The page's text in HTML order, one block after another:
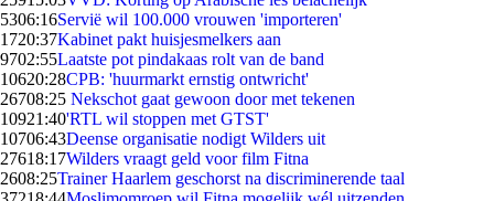
5306:16Servië wil 100.000 vrouwen 'importeren'
1720:37Kabinet pakt huisjesmelkers aan
9702:55Laatste pot pindakaas rolt van de band
10620:28CPB: 'huurmarkt ernstig ontwricht'
26708:25 Nekschot gaat gewoon door met tekenen
10921:40'RTL wil stoppen met GTST'
10706:43Deense organisatie nodigt Wilders uit
27618:17Wilders vraagt geld voor film Fitna
2608:25Trainer Haarlem geschorst na discriminerende taal